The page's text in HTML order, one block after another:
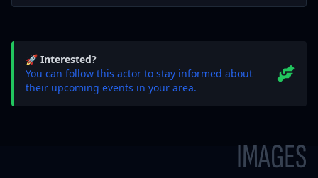
🚀 Interested?
You can follow this actor to stay informed about
their upcoming events in your area.
IMAGES